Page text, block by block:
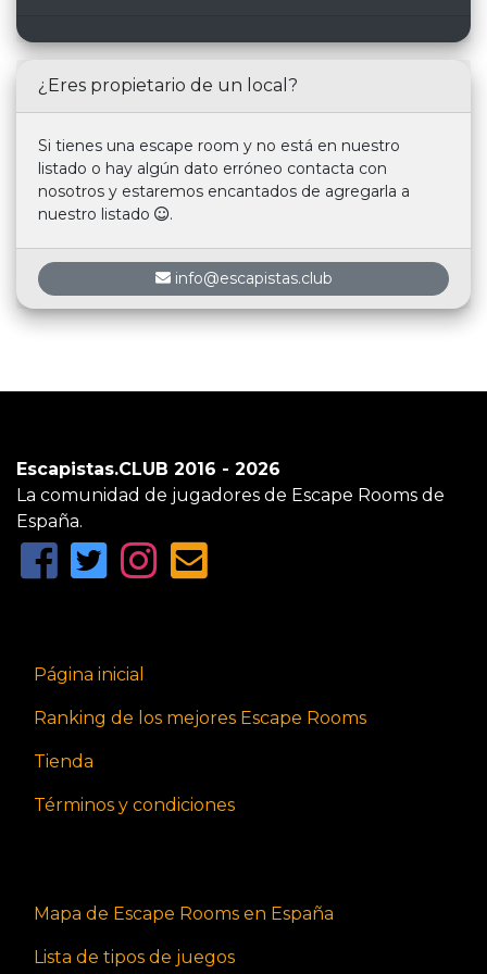
¿Eres propietario de un local?
Si tienes una escape room y no está en nuestro
listado o hay algún dato erróneo contacta con
nosotros y estaremos encantados de agregarla a
nuestro listado
.
info@escapistas.club
Escapistas.CLUB 2016 - 2026
La comunidad de jugadores de Escape Rooms de
España.
Página inicial
Ranking de los mejores Escape Rooms
Tienda
Términos y condiciones
Mapa de Escape Rooms en España
Lista de tipos de juegos